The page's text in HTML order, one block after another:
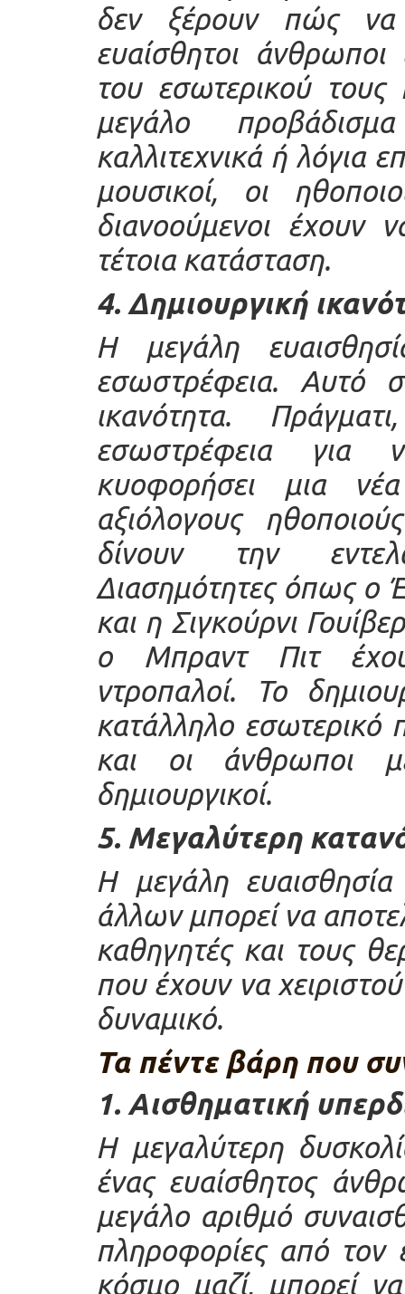
δεν ξέρουν πώς να
ευαίσθητοι
του εσωτερικού τους
μεγάλο
καλλιτεχνικά ή λόγια
μουσικοί, οι
διανοούμενοι έχουν
τέτοια κατάσταση.
4. Δημιουργική
Η μεγάλη
εσωστρέφεια. Αυτό
ικανότητα.
εσωστρέφεια για
κυοφορήσει μια
αξιόλογους
δίνουν την
Διασημότητες όπως ο
και η Σιγκούρνι
ο Μπραντ Πιτ έχουν
ντροπαλοί. Το
κατάλληλο εσωτερικό
και οι άνθρωποι
δημιουργικοί.
5. Μεγαλύτερη
Η μεγάλη
άλλων μπορεί να
καθηγητές και τους
που έχουν να
δυναμικό.
Τα πέντε βάρη που
1. Αισθηματική
Η μεγαλύτερη
ένας ευαίσθητος
μεγάλο αριθμό
πληροφορίες από τον
κόσμο μαζί, μπορεί